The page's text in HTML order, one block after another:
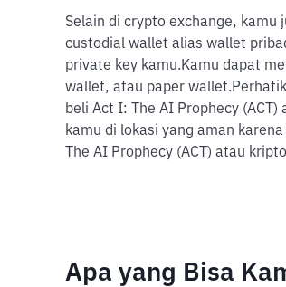
Selain di crypto exchange, kamu
custodial wallet alias wallet
private key kamu.Kamu dapat
wallet, atau paper wallet.
beli Act I: The AI Prophecy
kamu di lokasi yang aman
The AI Prophecy (ACT) atau
Apa yang Bisa